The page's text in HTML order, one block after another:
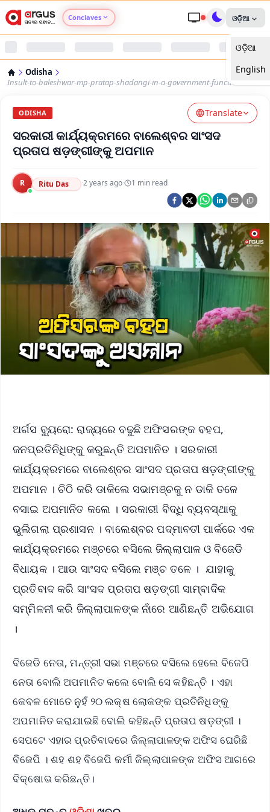
Conclaves
Argus Nari Shakti
Argus Health Connect
Argus Chalo Dekhein Apna Desh
ଓଡ଼ିଆ
ଓଡ଼ିଆ
English
Odisha
Insult-to-baleshwar-mp-pratap-shadangi-in-a-government-function
ODISHA Translate
ସରକାରୀ କାର୍ଯ୍ୟକ୍ରମରେ ବାଲେଶ୍ବର ସାଂସଦ
ପ୍ରତାପ ଷଡ଼ଙ୍ଗୀଙ୍କୁ ଅପମାନ
R Ritu Das ·2 years ago· 1 min read
ଅର୍ଗସ ବ୍ୟୁରୋ: ରାଜ୍ୟରେ ବଢୁଛି ଅଫିସରଙ୍କ ବହପ,
ଜନପ୍ରତିନିଧିଙ୍କୁ କରୁଛନ୍ତି ଅପମାନିତ । ସରକାରୀ
କାର୍ଯ୍ୟକ୍ରମରେ ବାଲେଶ୍ବର ସାଂସଦ ପ୍ରତାପ ଷଡ଼ଙ୍ଗୀଙ୍କୁ
ଅପମାନ । ଚିଠି କରି ଡାକିଲେ ସଭାମଞ୍ଚକୁ ନ ଡାକି ତଳେ
ବସାଇ ଅପମାନିତ କଲେ । ସରକାରୀ ବିଦ୍ଧି ବ୍ୟବସ୍ଥାକୁ
ଭୁଲିଗଲା ପ୍ରଶାସନ । ବାଲେଶ୍ବର ପଦ୍ମାବତୀ ପାର୍କରେ ଏକ
କାର୍ଯ୍ୟକ୍ରମରେ ମଞ୍ଚରେ ବସିଲେ ଜିଲ୍ଲାପାଳ ଓ ବିଜେଡି
ବିଧାୟକ । ଆଉ ସାଂସଦ ବସିଲେ ମଞ୍ଚ ତଳେ । ଯାହାକୁ
ପ୍ରତିବାଦ କରି ସାଂସଦ ପ୍ରତାପ ଷଡ଼ଙ୍ଗୀ ସାମ୍ବାଦିକ
ସମ୍ମିଳନୀ କରି ଜିଲ୍ଲାପାଳଙ୍କ ନାଁରେ ଆଣିଛନ୍ତି ଅଭିଯୋଗ
।
ବିଜେଡି ନେତା, ମନ୍ତ୍ରୀ ସଭା ମଞ୍ଚରେ ବସିଲେ ହେଲେ ବିଜେପି
ନେତା ବୋଲି ଅପମାନିତ କଲେ ବୋଲି ସେ କହିଛନ୍ତି । ଏହା
କେବଳ ମୋତେ ନୁହଁ ୨୦ ଲକ୍ଷ ଲୋକଙ୍କ ପ୍ରତିନିଧିଙ୍କୁ
ଅପମାନିତ କରାଯାଇଛି ବୋଲି କହିଛନ୍ତି ପ୍ରତାପ ଷଡ଼ଙ୍ଗୀ ।
ସେପଟେ ଏହାର ପ୍ରତିବାଦରେ ଜିଲ୍ଲାପାଳଙ୍କ ଅଫିସ ଘେରିଛି
ବିଜେପି । ଶହ ଶହ ବିଜେପି କର୍ମୀ ଜିଲ୍ଲାପାଳଙ୍କ ଅଫିସ ଆଗରେ
ବିକ୍ଷୋଭ କରିଛନ୍ତି।